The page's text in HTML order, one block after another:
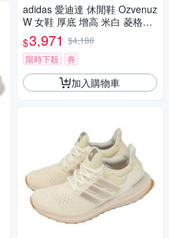
adidas 愛迪達 休閒鞋 Ozvenuz
W 女鞋 厚底 增高 米白 菱格紋
老爹鞋 蝴蝶鞋 HQ2643
$3,971 $4,180
限時下殺
券
加入購物車